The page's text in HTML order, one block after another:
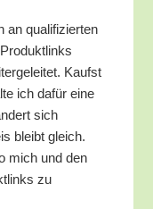
an qua­li­fi­zier­ten
Kaufst
ich dafür eine
sich
bleibt gleich.
mich und den
zu